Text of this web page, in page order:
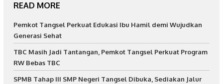
READ MORE
Pemkot Tangsel Perkuat Edukasi Ibu Hamil demi Wujudkan
Generasi Sehat
TBC Masih Jadi Tantangan, Pemkot Tangsel Perkuat Program
RW Bebas TBC
SPMB Tahap III SMP Negeri Tangsel Dibuka, Sediakan Jalur